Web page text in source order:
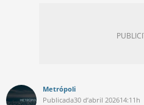
Metrópoli
Publicada30 d’abril 202614:11h